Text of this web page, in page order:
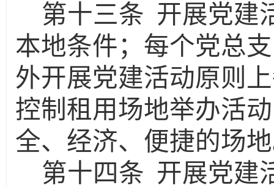
第十三条 开展党建
本地条件；每个党总
外开展党建活动原则
控制租用场地举办活
全、经济、便捷的场
第十四条 开展党建